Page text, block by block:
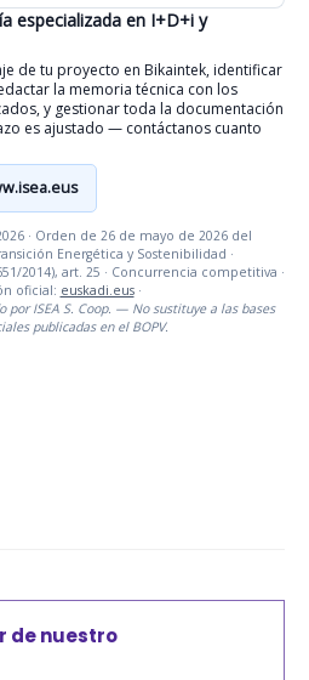
especializada en I+D+i y
de tu proyecto en Bikaintek, identificar
la memoria técnica con los
y gestionar toda la documentación
es ajustado — contáctanos cuanto
· Orden de 26 de mayo de 2026 del
Energética y Sostenibilidad ·
2014), art. 25 · Concurrencia competitiva ·
oficial: euskadi.eus·
ISEA S. Coop. — No sustituye a las bases
publicadas en el BOPV.
de nuestro